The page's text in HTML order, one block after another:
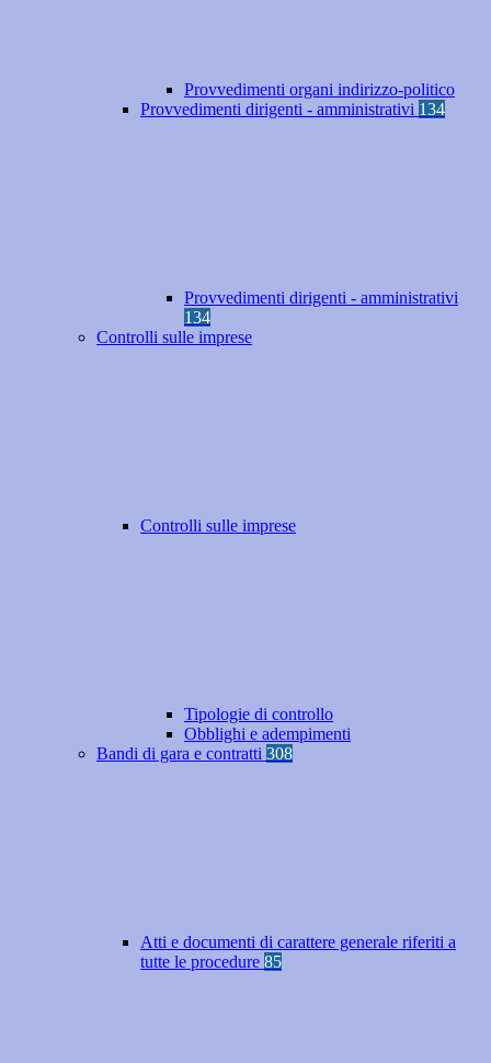
Provvedimenti organi indirizzo-politico
Provvedimenti dirigenti - amministrativi 134
Provvedimenti dirigenti - amministrativi
134
Controlli sulle imprese
Controlli sulle imprese
Tipologie di controllo
Obblighi e adempimenti
Bandi di gara e contratti 308
Atti e documenti di carattere generale riferiti a
tutte le procedure 85